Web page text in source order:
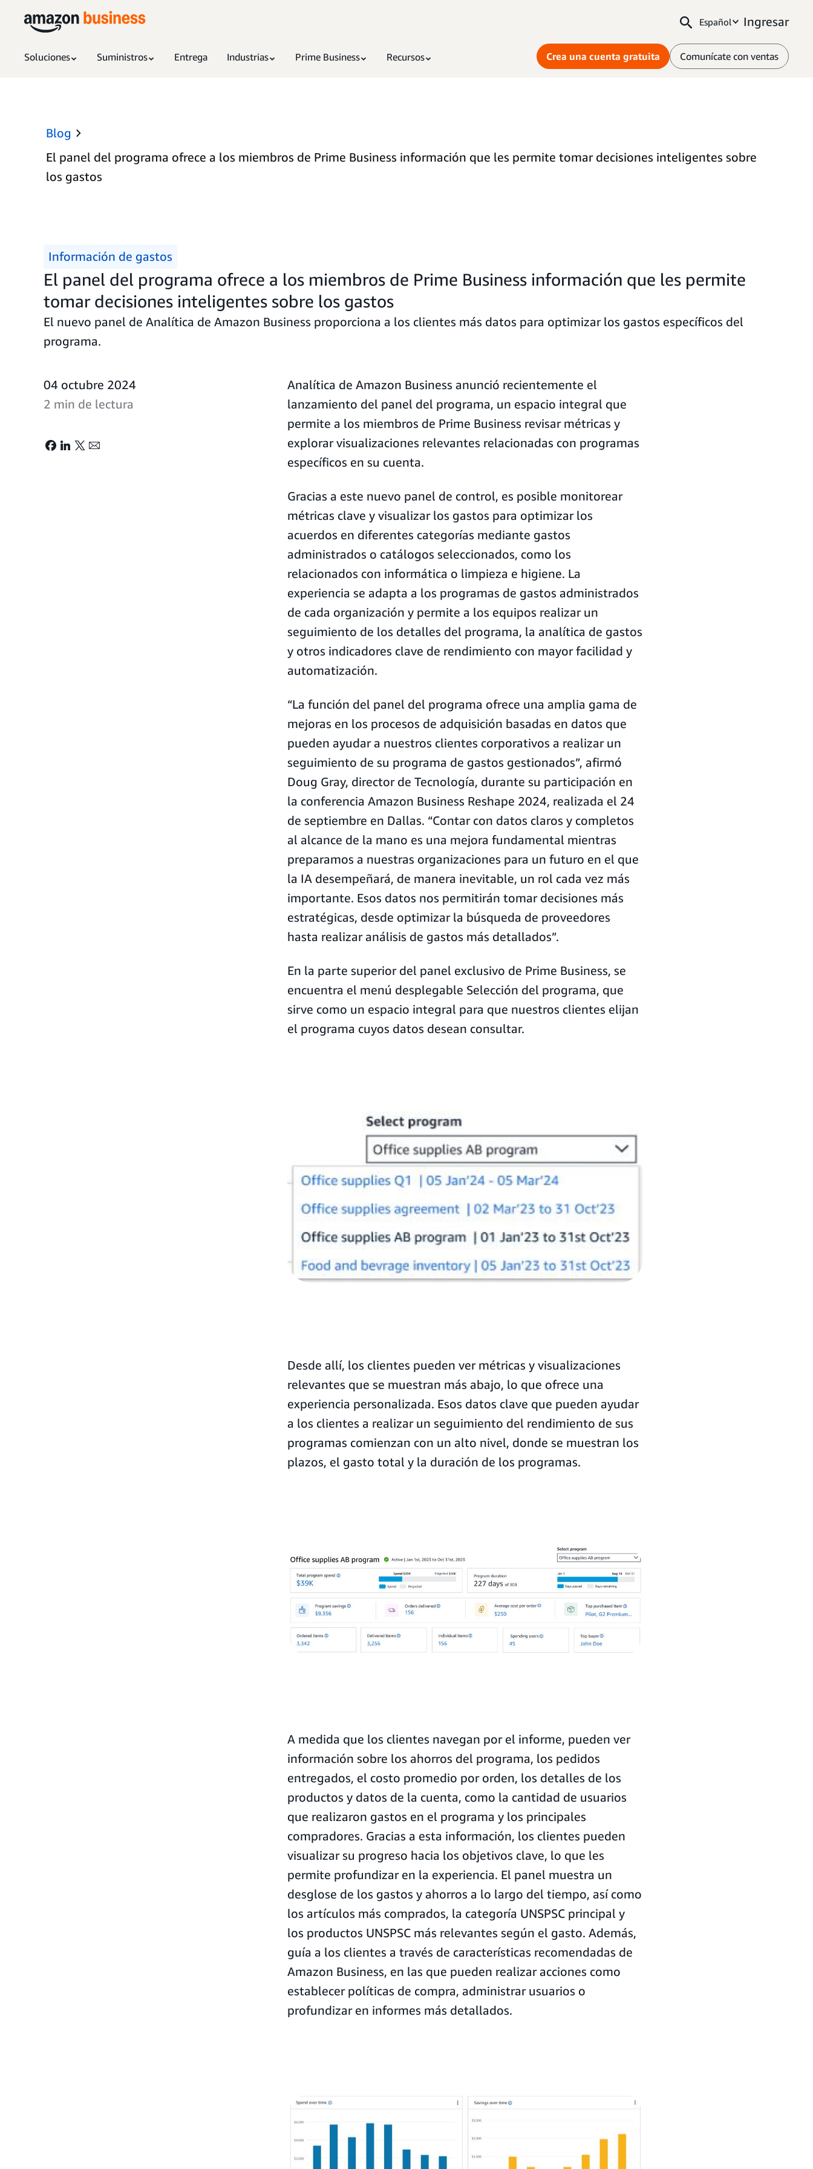
Español Ingresar
Soluciones Suministros Entrega Industrias Prime Business Recursos Crea una cuenta gratuita Comunícate con ventas
Blog
El panel del programa ofrece a los miembros de Prime Business información que les permite tomar decisiones inteligentes sobre
los gastos
Información de gastos
El panel del programa ofrece a los miembros de Prime Business información que les permite
tomar decisiones inteligentes sobre los gastos
El nuevo panel de Analítica de Amazon Business proporciona a los clientes más datos para optimizar los gastos específicos del
programa.
04 octubre 2024
2 min de lectura
Analítica de Amazon Business anunció recientemente el
lanzamiento del panel del programa, un espacio integral que
permite a los miembros de Prime Business revisar métricas y
explorar visualizaciones relevantes relacionadas con programas
específicos en su cuenta.
Gracias a este nuevo panel de control, es posible monitorear
métricas clave y visualizar los gastos para optimizar los
acuerdos en diferentes categorías mediante gastos
administrados o catálogos seleccionados, como los
relacionados con informática o limpieza e higiene. La
experiencia se adapta a los programas de gastos administrados
de cada organización y permite a los equipos realizar un
seguimiento de los detalles del programa, la analítica de gastos
y otros indicadores clave de rendimiento con mayor facilidad y
automatización.
“La función del panel del programa ofrece una amplia gama de
mejoras en los procesos de adquisición basadas en datos que
pueden ayudar a nuestros clientes corporativos a realizar un
seguimiento de su programa de gastos gestionados”, afirmó
Doug Gray, director de Tecnología, durante su participación en
la conferencia Amazon Business Reshape 2024, realizada el 24
de septiembre en Dallas. “Contar con datos claros y completos
al alcance de la mano es una mejora fundamental mientras
preparamos a nuestras organizaciones para un futuro en el que
la IA desempeñará, de manera inevitable, un rol cada vez más
importante. Esos datos nos permitirán tomar decisiones más
estratégicas, desde optimizar la búsqueda de proveedores
hasta realizar análisis de gastos más detallados”.
En la parte superior del panel exclusivo de Prime Business, se
encuentra el menú desplegable Selección del programa, que
sirve como un espacio integral para que nuestros clientes elijan
el programa cuyos datos desean consultar.
Desde allí, los clientes pueden ver métricas y visualizaciones
relevantes que se muestran más abajo, lo que ofrece una
experiencia personalizada. Esos datos clave que pueden ayudar
a los clientes a realizar un seguimiento del rendimiento de sus
programas comienzan con un alto nivel, donde se muestran los
plazos, el gasto total y la duración de los programas.
A medida que los clientes navegan por el informe, pueden ver
información sobre los ahorros del programa, los pedidos
entregados, el costo promedio por orden, los detalles de los
productos y datos de la cuenta, como la cantidad de usuarios
que realizaron gastos en el programa y los principales
compradores. Gracias a esta información, los clientes pueden
visualizar su progreso hacia los objetivos clave, lo que les
permite profundizar en la experiencia. El panel muestra un
desglose de los gastos y ahorros a lo largo del tiempo, así como
los artículos más comprados, la categoría UNSPSC principal y
los productos UNSPSC más relevantes según el gasto. Además,
guía a los clientes a través de características recomendadas de
Amazon Business, en las que pueden realizar acciones como
establecer políticas de compra, administrar usuarios o
profundizar en informes más detallados.